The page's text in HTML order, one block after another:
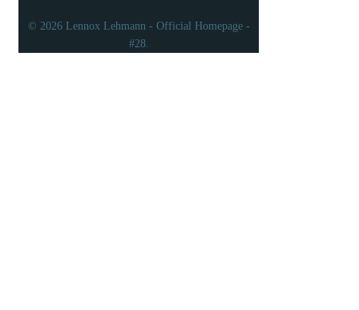
© 2026 Lennox Lehmann - Official Homepage -
#28.